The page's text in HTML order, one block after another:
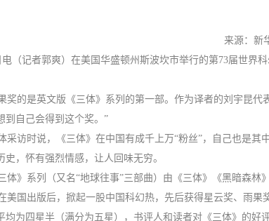
来源：新
（记者郭爽）在美国华盛顿州斯波坎市举行的第73届世界
的是英文版《三体》系列的第一部。作为译者的刘宇昆
到自己会得到这个奖。”
访时说，《三体》在中国有成千上万“粉丝”，自己也是
，怀有强烈情感，让人回味无穷。
》系列（又名“地球往事”三部曲）由《三体》《黑暗森林
国出版后，掀起一股中国科幻热，先后获得星云奖、雨
均为四星半（满分为五星），书评人和读者对《三体》的好